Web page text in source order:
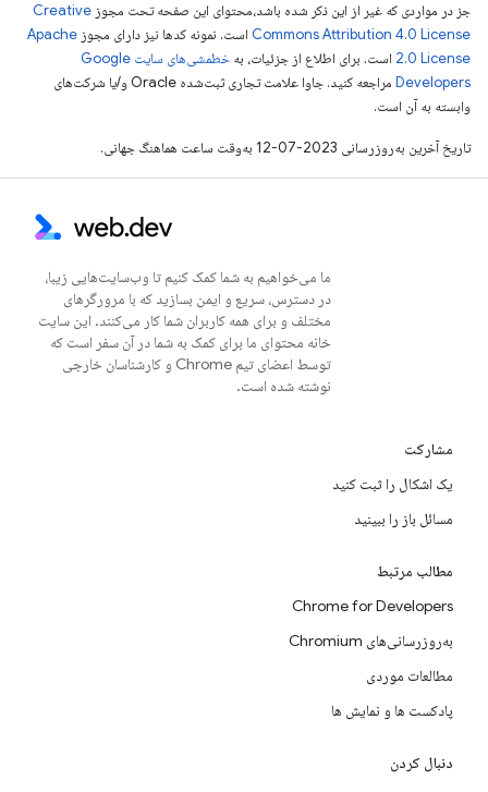
جز در مواردی که غیر از این ذکر شده باشد،‌محتوای این صفحه تحت مجوز Creative
Commons Attribution 4.0 License است. نمونه کدها نیز دارای مجوز Apache
2.0 License است. برای اطلاع از جزئیات، به
خطمشی‌های سایت Google
Developers‏
مراجعه کنید. جاوا علامت تجاری ثبت‌شده Oracle و/یا شرکت‌های
وابسته به آن است.
تاریخ آخرین به‌روزرسانی 2023-07-12 به‌وقت ساعت هماهنگ جهانی.
ما می‌خواهیم به شما کمک کنیم تا وب‌سایت‌هایی زیبا،
در دسترس، سریع و ایمن بسازید که با مرورگرهای
مختلف و برای همه کاربران شما کار می‌کنند. این سایت
خانه محتوای ما برای کمک به شما در آن سفر است که
توسط اعضای تیم Chrome و کارشناسان خارجی
نوشته شده است.
مشارکت
یک اشکال را ثبت کنید
مسائل باز را ببینید
مطالب مرتبط
Chrome for Developers
به‌روزرسانی‌های Chromium
مطالعات موردی
پادکست ها و نمایش ها
دنبال کردن